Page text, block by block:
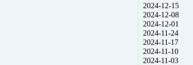
2024-12-15
2024-12-08
2024-12-01
2024-11-24
2024-11-17
2024-11-10
2024-11-03